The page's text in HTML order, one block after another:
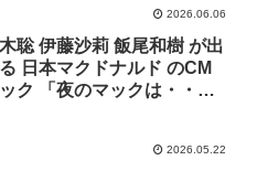
2026.06.06
聡 伊藤沙莉 飯尾和樹 が出
日本マクドナルド のCM
ク 「夜のマックは・・・
2026.05.22